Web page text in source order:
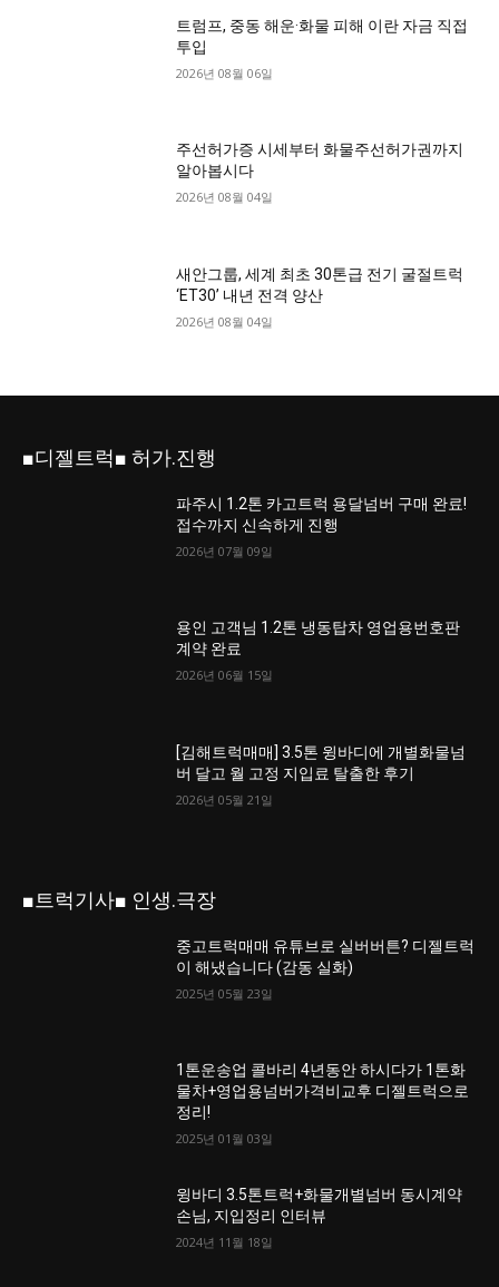
트럼프, 중동 해운·화물 피해 이란 자금 직접
투입
2026년 08월 06일
주선허가증 시세부터 화물주선허가권까지
알아봅시다
2026년 08월 04일
새안그룹, 세계 최초 30톤급 전기 굴절트럭
‘ET30’ 내년 전격 양산
2026년 08월 04일
■디젤트럭■ 허가.진행
파주시 1.2톤 카고트럭 용달넘버 구매 완료!
접수까지 신속하게 진행
2026년 07월 09일
용인 고객님 1.2톤 냉동탑차 영업용번호판
계약 완료
2026년 06월 15일
[김해트럭매매] 3.5톤 윙바디에 개별화물넘
버 달고 월 고정 지입료 탈출한 후기
2026년 05월 21일
■트럭기사■ 인생.극장
중고트럭매매 유튜브로 실버버튼? 디젤트럭
이 해냈습니다 (감동 실화)
2025년 05월 23일
1톤운송업 콜바리 4년동안 하시다가 1톤화
물차+영업용넘버가격비교후 디젤트럭으로
정리!
2025년 01월 03일
윙바디 3.5톤트럭+화물개별넘버 동시계약
손님, 지입정리 인터뷰
2024년 11월 18일